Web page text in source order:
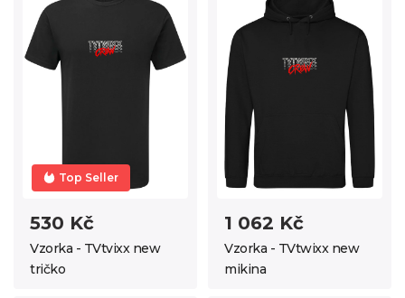
Top Seller
530 Kč
Vzorka - TVtvixx new
tričko
1 062 Kč
Vzorka - TVtwixx new
mikina